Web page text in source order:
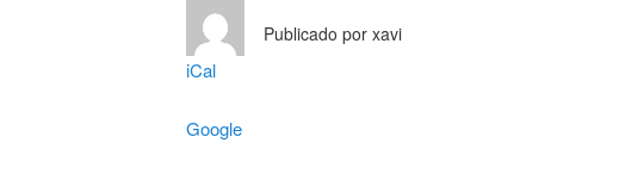
Publicado por xavi
iCal
Google